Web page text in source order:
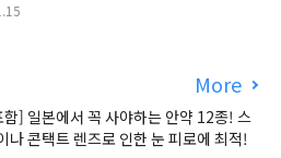
More
함] 일본에서 꼭 사야하는 안약 12종! 스
나 콘택트 렌즈로 인한 눈 피로에 최적!